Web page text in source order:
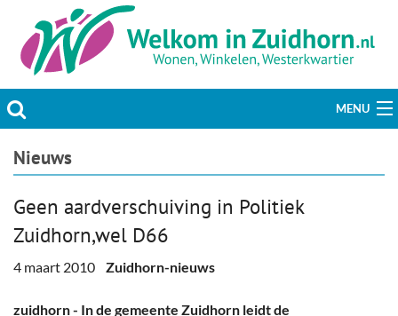
MENU
Actueel
Welzijn & Maatschappij
Bedrijven
Nieuws
Geen aardverschuiving in Politiek
Zuidhorn,wel D66
4 maart 2010 Zuidhorn-nieuws
zuidhorn - In de gemeente Zuidhorn leidt de